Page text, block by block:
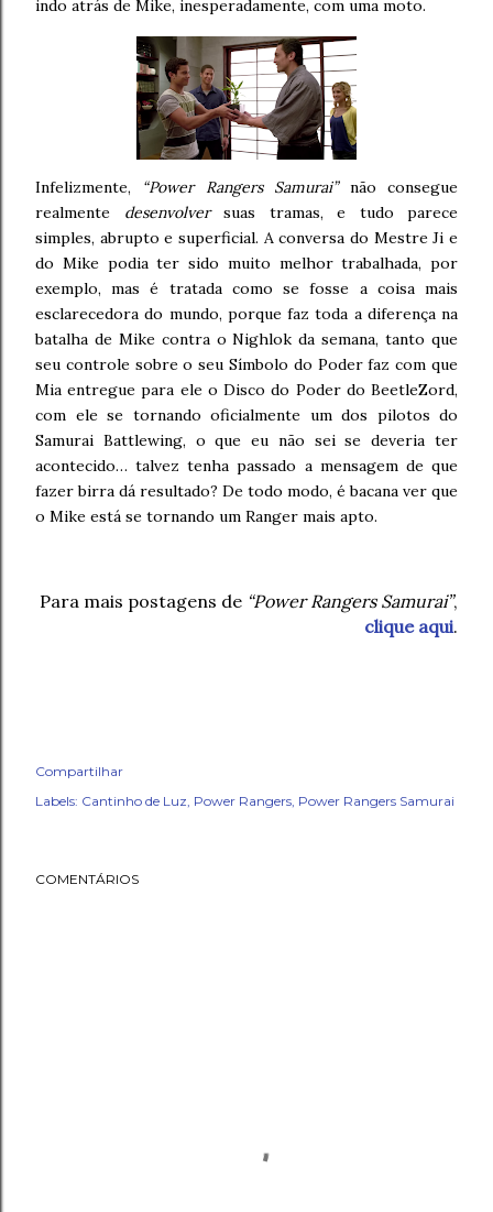
indo atrás de Mike, inesperadamente, com uma moto.
Infelizmente, “Power Rangers Samurai”não consegue
realmente desenvolversuas tramas, e tudo parece
simples, abrupto e superficial. A conversa do Mestre Ji e
do Mike podia ter sido muito melhor trabalhada, por
exemplo, mas é tratada como se fosse a coisa mais
esclarecedora do mundo, porque faz toda a diferença na
batalha de Mike contra o Nighlok da semana, tanto que
seu controle sobre o seu Símbolo do Poder faz com que
Mia entregue para ele o Disco do Poder do BeetleZord,
com ele se tornando oficialmente um dos pilotos do
Samurai Battlewing, o que eu não sei se deveria ter
acontecido… talvez tenha passado a mensagem de que
fazer birra dá resultado? De todo modo, é bacana ver que
o Mike está se tornando um Ranger mais apto.
Para mais postagens de “Power Rangers Samurai”,
clique aqui.
Compartilhar
Labels: Cantinho de Luz Power Rangers Power Rangers Samurai
COMENTÁRIOS